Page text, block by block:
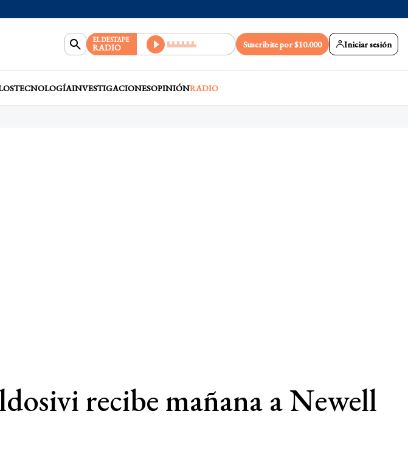
EL DESTAPE
RADIO Suscribite por $10.000 Iniciar sesión
TECNOLOGÍAINVESTIGACIONESOPINIÓNRADIO
recibe mañana a Newell